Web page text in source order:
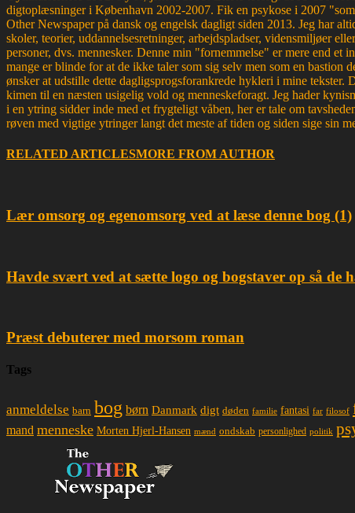
digtoplæsninger i København 2002-2007. Fik en psykose i 2007
Other Newspaper på dansk og engelsk dagligt siden 2013. Jeg har
skoler, teorier, uddannelsesretninger, arbejdspladser, vidensmiljøer
personer, dvs. mennesker. Denne min "fornemmelse" er mere end
mange er blinde for at de ikke taler som sig selv men som en
ønsker at udstille dette dagligsprogsforankrede hykleri i mine
kimen til en næsten usigelig vold og menneskeforagt. Jeg hader
i en ytring sidder inde med et frygteligt våben, her er tale om
røven med vigtige ytringer langt det meste af tiden og siden sige
RELATED ARTICLESMORE FROM AUTHOR
Lær omsorg og egenomsorg ved at læse denne bog (1)
Havde svært ved at sætte logo og bogstaver op så de
Præst debuterer med morsom roman
Tags
anmeldelse barn bog børn Danmark digt døden familie fantasi far filosof
mand menneske Morten Hjerl-Hansen mænd ondskab personlighed politik